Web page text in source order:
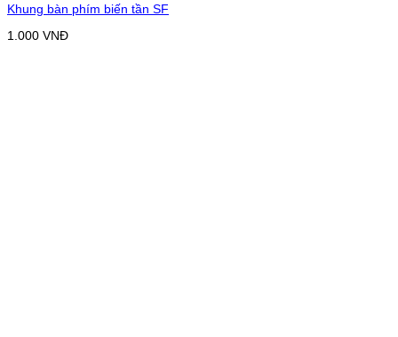
Khung bàn phím biến tần SF
1.000 VNĐ